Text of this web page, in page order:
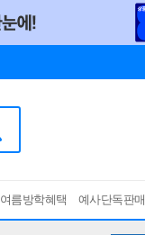
여름방학혜택 예사단독판매